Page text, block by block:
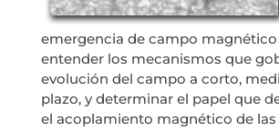
emergencia de campo magnético
entender los mecanismos que
evolución del campo a corto,
plazo, y determinar el papel que
el acoplamiento magnético de